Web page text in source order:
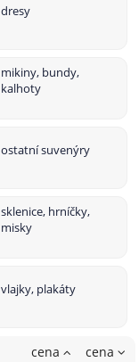
dresy
mikiny, bundy,
kalhoty
ostatní suvenýry
sklenice, hrníčky,
misky
vlajky, plakáty
cena
cena